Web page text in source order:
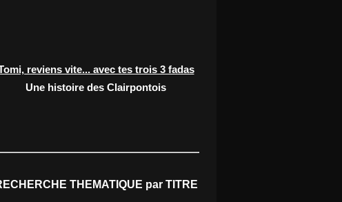
reviens vite... avec tes trois 3 fadas
Une histoire des Clairpontois
THEMATIQUE par TITRE